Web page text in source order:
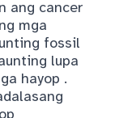
ang cancer
mga
fossil
lupa
hayop .